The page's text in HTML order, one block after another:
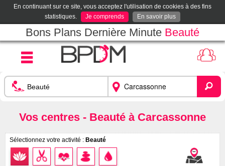
En continuant sur ce site, vous acceptez l'utilisation de cookies à des fins
statistiques.
Je comprends En savoir plus
Bons Plans Dernière Minute Beauté
Vos centres - Beauté à Carcassonne
Sélectionnez votre activité : Beauté